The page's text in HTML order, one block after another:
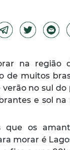
na região
de muitos
verão no sul do
e sol
que os
morar é